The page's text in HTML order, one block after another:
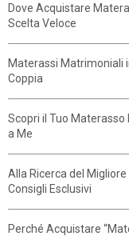
Dove Acquistare
Scelta Veloce
Materassi Matrimoniali
Coppia
Scopri il Tuo Materasso
a Me
Alla Ricerca del
Consigli Esclusivi
Perché Acquistare